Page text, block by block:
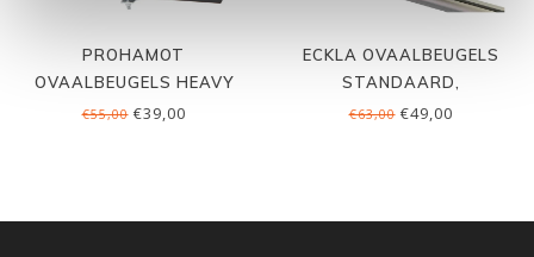
PROHAMOT
OVAALBEUGELS HEAVY
DUTY, PER SET
€55,00€39,00
ECKLA OVAALBEUGELS
STANDAARD,
PROFIELMONTAGE
€63,00€49,00